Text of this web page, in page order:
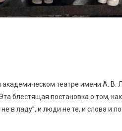
театре имени А. В.
блестящая постановка о том,
в ладу”, и люди не те, и слова и